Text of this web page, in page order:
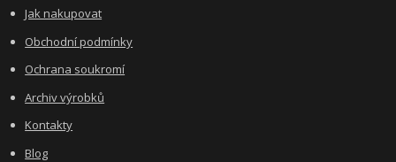
Jak nakupovat
Obchodní podmínky
Ochrana soukromí
Archiv výrobků
Kontakty
Blog